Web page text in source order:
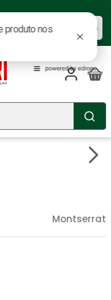
Baixar agora
Montserrat